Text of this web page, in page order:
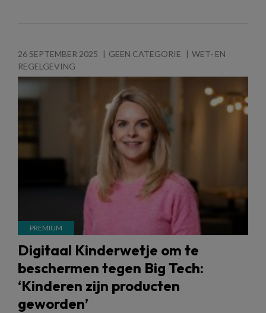
26 SEPTEMBER 2025 GEEN CATEGORIE
WET- EN
REGELGEVING
Digitaal Kinderwetje om te
beschermen tegen Big Tech:
‘Kinderen zijn producten
geworden’